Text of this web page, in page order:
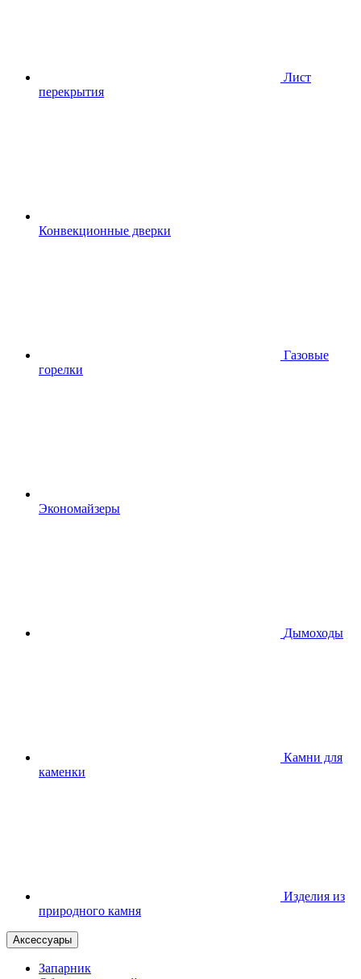
Лист
перекрытия
Конвекционные дверки
Газовые
горелки
Экономайзеры
Дымоходы
Камни для
каменки
Изделия из
природного камня
Аксессуары
Запарник